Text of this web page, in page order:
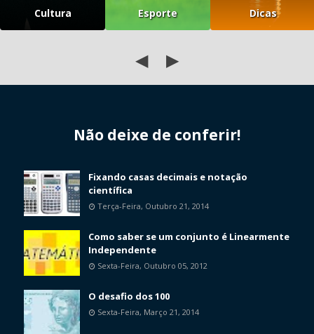
Cultura Esporte Dicas
◀ ▶
Não deixe de conferir!
Fixando casas decimais e notação
científica
Terça-Feira, Outubro 21, 2014
Como saber se um conjunto é Linearmente
Independente
Sexta-Feira, Outubro 05, 2012
O desafio dos 100
Sexta-Feira, Março 21, 2014